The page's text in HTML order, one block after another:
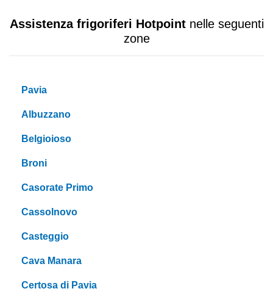
Assistenza frigoriferi Hotpointnelle seguenti
zone
Pavia
Albuzzano
Belgioioso
Broni
Casorate Primo
Cassolnovo
Casteggio
Cava Manara
Certosa di Pavia